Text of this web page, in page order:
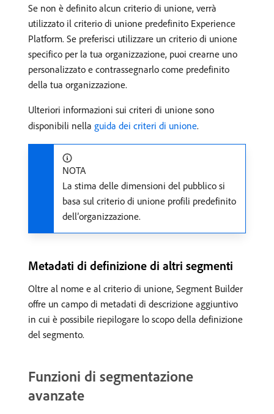
Se non è definito alcun criterio di unione, verrà
utilizzato il criterio di unione predefinito Experience
Platform. Se preferisci utilizzare un criterio di unione
specifico per la tua organizzazione, puoi crearne uno
personalizzato e contrassegnarlo come predefinito
della tua organizzazione.
Ulteriori informazioni sui criteri di unione sono
disponibili nella guida dei criteri di unione.
NOTA
La stima delle dimensioni del pubblico si
basa sul criterio di unione profili predefinito
dell’organizzazione.
Metadati di definizione di altri segmenti
Oltre al nome e al criterio di unione, Segment Builder
offre un campo di metadati di descrizione aggiuntivo
in cui è possibile riepilogare lo scopo della definizione
del segmento.
Funzioni di segmentazione
avanzate